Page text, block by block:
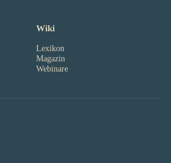
Wiki
Lexikon
Magazin
Webinare